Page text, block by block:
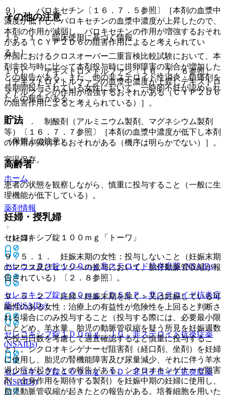
その他の注意
１５．１． 臨床使用に基づく情報
外国におけるクロスオーバー二重盲検比較試験において、本
剤非投与時に比べて本剤投与時に排卵障害の割合が増加した
との報告がある。また、他の非ステロイド性消炎・鎮痛剤を
長期間投与されている女性において、一時的不妊が認められ
たとの報告がある。
貯法
（保管上の注意）
室温保存。
ホーム
薬剤情報
セレコキシブ錠１００ｍｇ「トーワ」
セレコックス錠１００ｍｇ非ステロイド抗炎症薬 (NSAIDs)
セレコキシブ錠１００ｍｇ「ＤＳＥＰ」 非ステロイド抗炎症
薬 (NSAIDs)
セレコキシブ錠１００ｍｇ「ＪＧ」非ステロイド抗炎症薬
(NSAIDs)
セレコキシブ錠１００ｍｇ「ＹＤ」非ステロイド抗炎症薬
(NSAIDs)
９）． パロキセチン〔１６．７．５参照〕［本剤の血漿中
濃度が低下し、パロキセチンの血漿中濃度が上昇したので、
本剤の作用が減弱し、パロキセチンの作用が増強するおそれ
がある（ＣＹＰ２Ｄ６の阻害作用によると考えられてい
る）］。
１０）． デキストロメトルファン〔１６．７．６参照〕
［デキストロメトルファンの血漿中濃度が上昇しデキストロ
メトルファンの作用が増強するおそれがある（ＣＹＰ２Ｄ６
の阻害作用によると考えられている）］。
１１）． 制酸剤（アルミニウム製剤、マグネシウム製剤
等）〔１６．７．７参照〕［本剤の血漿中濃度が低下し本剤
の作用が減弱するおそれがある（機序は明らかでない）］。
高齢者
患者の状態を観察しながら、慎重に投与すること（一般に生
理機能が低下している）。
妊婦・授乳婦
（妊婦）
９．５．１． 妊娠末期の女性：投与しないこと（妊娠末期
のマウス及びヒツジへの投与において、胎仔動脈管収縮が報
告されている）〔２．８参照〕。
９．５．２． 妊婦＜妊娠末期を除く＞又は妊娠している可
能性のある女性：治療上の有益性が危険性を上回ると判断さ
れる場合にのみ投与すること（投与する際には、必要最小限
にとどめ、羊水量、胎児の動脈管収縮を疑う所見を妊娠週数
や投与日数を考慮して適宜確認するなど慎重に投与するこ
と）。シクロオキシゲナーゼ阻害剤（経口剤、坐剤）を妊婦
に使用し、胎児の腎機能障害及び尿量減少、それに伴う羊水
過少症が起きたとの報告がある。シクロオキシゲナーゼ阻害
剤（全身作用を期待する製剤）を妊娠中期の妊婦に使用し、
胎児動脈管収縮が起きたとの報告がある。培養細胞を用いた